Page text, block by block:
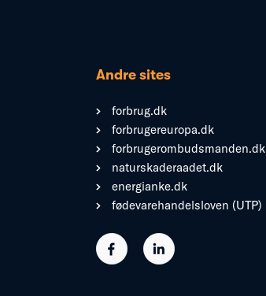
Andre sites
forbrug.dk
forbrugereuropa.dk
forbrugerombudsmanden.dk
naturskaderaadet.dk
energianke.dk
fødevarehandelsloven (UTP)